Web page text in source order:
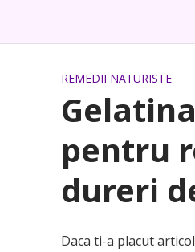
REMEDII NATURISTE
pentru
dureri
Daca ti-a placut